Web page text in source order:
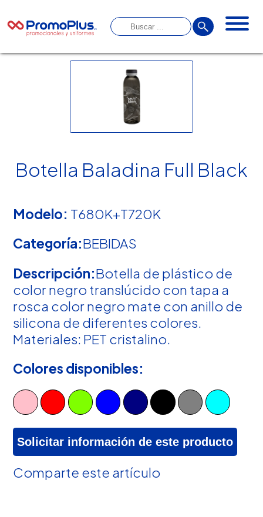
Botella Baladina Full Black
Modelo: T680K+T720K
Categoría:BEBIDAS
Descripción:Botella de plástico de
color negro translúcido con tapa a
rosca color negro mate con anillo de
silicona de diferentes colores.
Materiales: PET cristalino.
Colores disponibles:
Solicitar información de este producto
Comparte este artículo